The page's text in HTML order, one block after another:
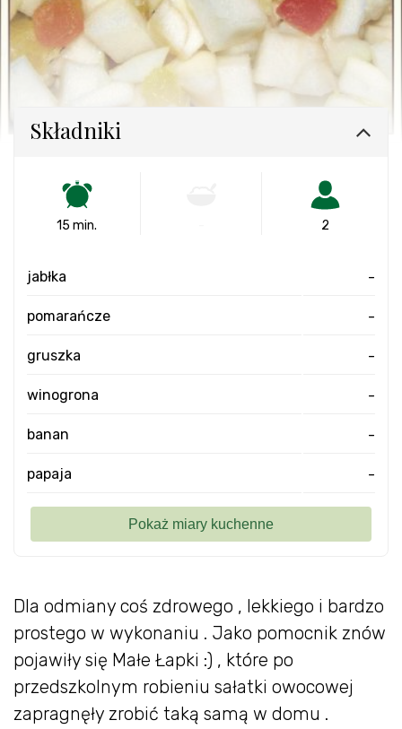
Dla odmiany coś zdrowego , lekkiego i bardzo
prostego w wykonaniu . Jako pomocnik znów
pojawiły się Małe Łapki :) , które po
przedszkolnym robieniu sałatki owocowej
zapragnęły zrobić taką samą w domu .
Składniki
15 min. 2
jabłka -
pomarańcze -
gruszka -
winogrona -
banan -
papaja -